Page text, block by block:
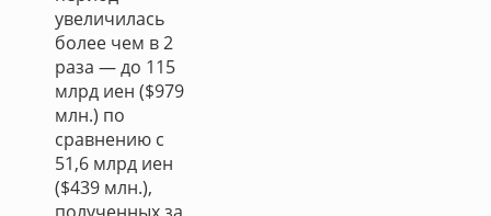
увеличилась
более чем в 2
раза — до 115
млрд иен ($979
млн.) по
сравнению с
51,6 млрд иен
($439 млн.),